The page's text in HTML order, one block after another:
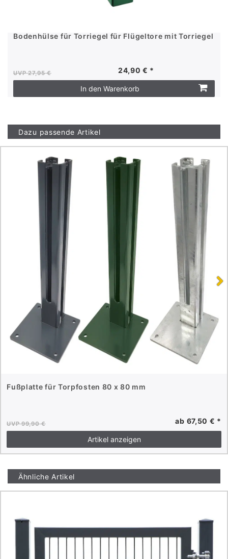
Bodenhülse für Torriegel für Flügeltore mit Torriegel
UVP 27,95 € 24,90 € *
In den Warenkorb
Dazu passende Artikel
Fußplatte für Torpfosten 80 x 80 mm
UVP 99,90 € ab 67,50 € *
Artikel anzeigen
Ähnliche Artikel